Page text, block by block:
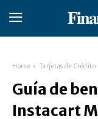
Home Tarjetas de Crédito
Guía de
Instacart